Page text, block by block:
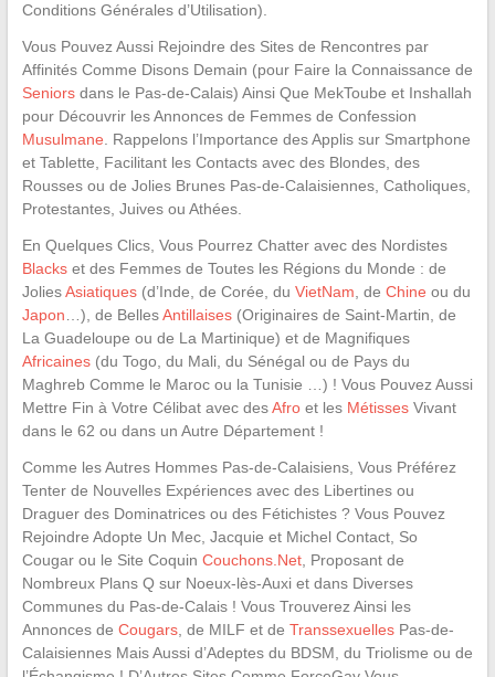
Conditions Générales d’Utilisation).
Vous Pouvez Aussi Rejoindre des Sites de Rencontres par
Affinités Comme Disons Demain (pour Faire la Connaissance de
Seniorsdans le Pas-de-Calais) Ainsi Que MekToube et Inshallah
pour Découvrir les Annonces de Femmes de Confession
Musulmane . Rappelons l’Importance des Applis sur Smartphone
et Tablette, Facilitant les Contacts avec des Blondes, des
Rousses ou de Jolies Brunes Pas-de-Calaisiennes, Catholiques,
Protestantes, Juives ou Athées.
En Quelques Clics, Vous Pourrez Chatter avec des Nordistes
Blackset des Femmes de Toutes les Régions du Monde : de
JoliesAsiatiques(d’Inde, de Corée, du VietNam , de Chine ou du
Japon …), de BellesAntillaises(Originaires de Saint-Martin, de
La Guadeloupe ou de La Martinique) et de Magnifiques
Africaines(du Togo, du Mali, du Sénégal ou de Pays du
Maghreb Comme le Maroc ou la Tunisie …) ! Vous Pouvez Aussi
Mettre Fin à Votre Célibat avec desAfroet les MétissesVivant
dans le 62 ou dans un Autre Département !
Comme les Autres Hommes Pas-de-Calaisiens, Vous Préférez
Tenter de Nouvelles Expériences avec des Libertines ou
Draguer des Dominatrices ou des Fétichistes ? Vous Pouvez
Rejoindre Adopte Un Mec, Jacquie et Michel Contact, So
Cougar ou le Site Coquin Couchons.Net, Proposant de
Nombreux Plans Q sur Noeux-lès-Auxi et dans Diverses
Communes du Pas-de-Calais ! Vous Trouverez Ainsi les
Annonces de Cougars, de MILF et de TranssexuellesPas-de-
Calaisiennes Mais Aussi d’Adeptes du BDSM, du Triolisme ou de